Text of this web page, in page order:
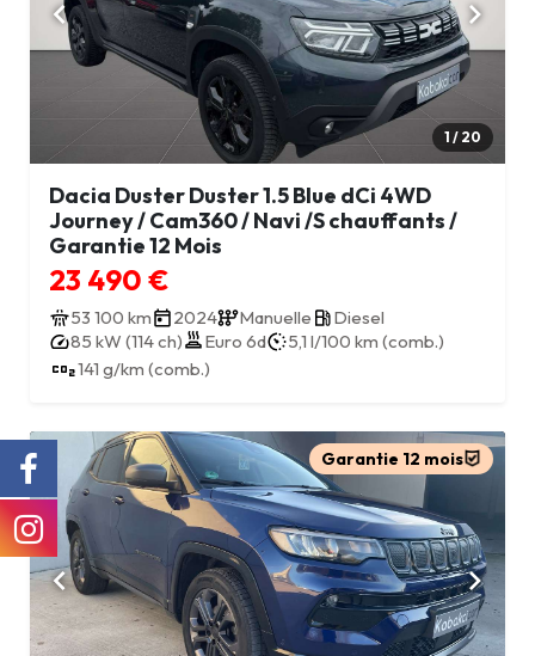
1 / 20
Dacia Duster Duster 1.5 Blue dCi 4WD
Journey / Cam360 / Navi /S chauffants /
Garantie 12 Mois
23 490 €
53 100 km 2024 Manuelle
Diesel
85 kW (114 ch)
Euro 6d
5,1 l/100 km (comb.)
141 g/km (comb.)
Garantie 12 mois